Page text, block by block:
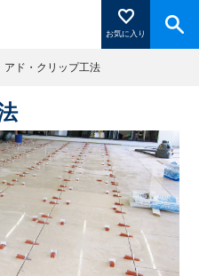
お気に入り
登録」を押すと登録した
る
アド・クリップ工法